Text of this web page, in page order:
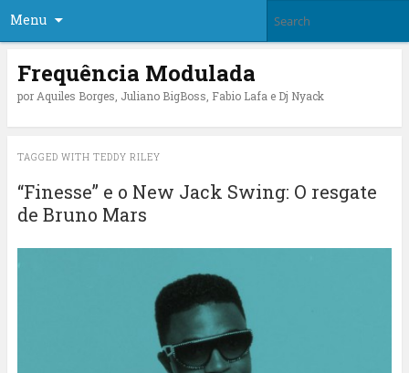
Menu
Frequência Modulada
por Aquiles Borges, Juliano BigBoss, Fabio Lafa e Dj Nyack
TAGGED WITH TEDDY RILEY
“Finesse” e o New Jack Swing: O resgate
de Bruno Mars